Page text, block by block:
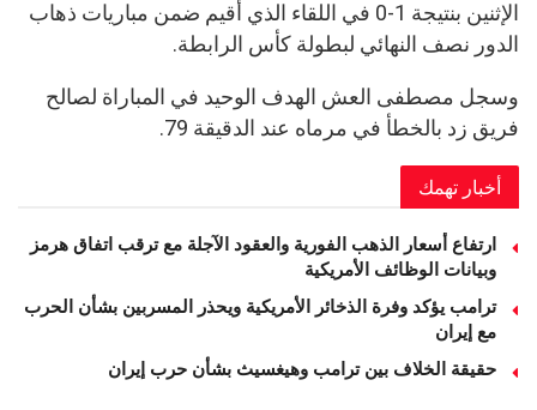
الإثنين بنتيجة 1-0 في اللقاء الذي أقيم ضمن مباريات ذهاب
الدور نصف النهائي لبطولة كأس الرابطة.
وسجل مصطفى العش الهدف الوحيد في المباراة لصالح
فريق زد بالخطأ في مرماه عند الدقيقة 79.
أخبار تهمك
ارتفاع أسعار الذهب الفورية والعقود الآجلة مع ترقب اتفاق هرمز
وبيانات الوظائف الأمريكية
ترامب يؤكد وفرة الذخائر الأمريكية ويحذر المسربين بشأن الحرب
مع إيران
حقيقة الخلاف بين ترامب وهيغسيث بشأن حرب إيران